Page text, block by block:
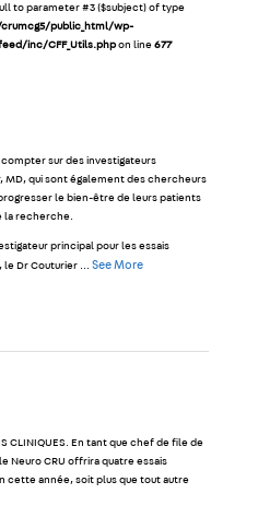
to parameter #3 ($subject) of type
public_html/wp-
inc/CFF_Utils.phpon line 677
compter sur des investigateurs
MD, qui sont également des chercheurs
le bien-être de leurs patients
la recherche.
principal pour les essais
le Dr Couturier
See More
CLINIQUES. En tant que chef de file de
Neuro CRU offrira quatre essais
cette année, soit plus que tout autre